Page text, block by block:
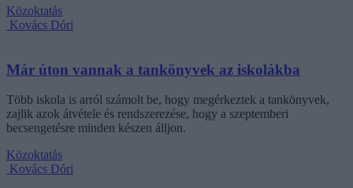
Közoktatás
Kovács Dóri
Már úton vannak a tankönyvek az iskolákba
Több iskola is arról számolt be, hogy megérkeztek a tankönyvek,
zajlik azok átvétele és rendszerezése, hogy a szeptemberi
becsengetésre minden készen álljon.
Közoktatás
Kovács Dóri